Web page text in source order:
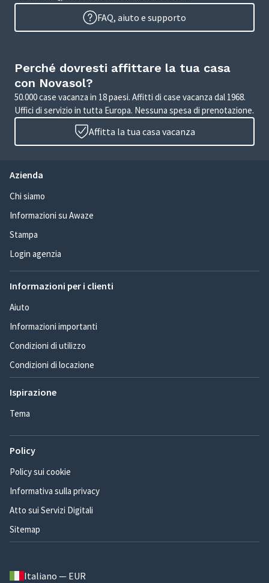
FAQ, aiuto e supporto
Perché dovresti affittare la tua casa
con Novasol?
50.000 case vacanza in 18 paesi. Affitti di case vacanza dal 1968.
Uffici di servizio in tutta Europa. Nessuna spesa di prenotazione.
Affitta la tua casa vacanza
Azienda
Chi siamo
Informazioni su Awaze
Stampa
Login agenzia
Informazioni per i clienti
Aiuto
Informazioni importanti
Condizioni di utilizzo
Condizioni di locazione
Ispirazione
Tema
Policy
Policy sui cookie
Informativa sulla privacy
Atto sui Servizi Digitali
Sitemap
Italiano — EUR